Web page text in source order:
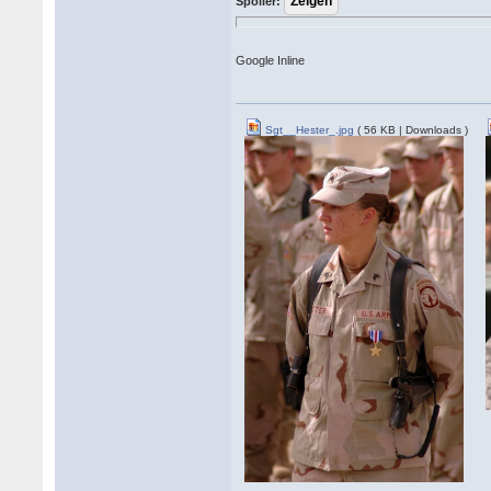
Google Inline
Sgt__Hester_.jpg ( 56 KB | Downloads )